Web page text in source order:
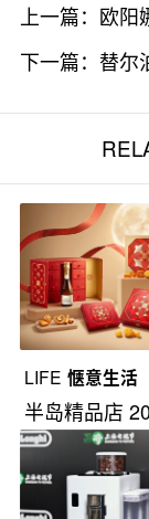
上一篇： 欧阳
下一篇： 替尔
LIFE 惬意生活
半岛精品店
秋系列